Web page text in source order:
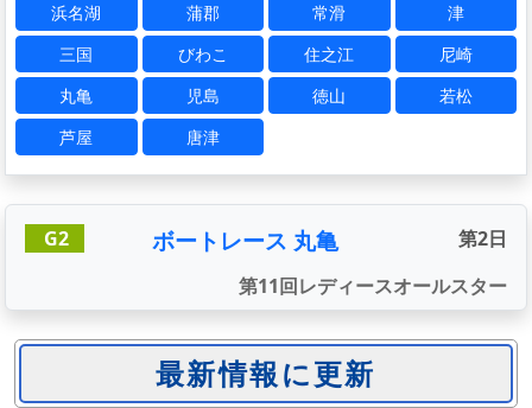
浜名湖
蒲郡 常滑
津
三国
びわこ 住之江
尼崎
丸亀
児島 徳山
若松
芦屋
唐津
G2 ボートレース 丸亀
第2日
第11回レディースオールスター